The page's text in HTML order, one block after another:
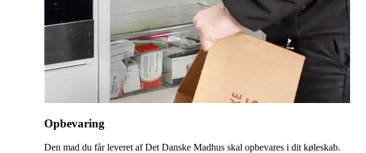
Opbevaring
Den mad du får leveret af Det Danske Madhus skal opbevares i dit køleskab.